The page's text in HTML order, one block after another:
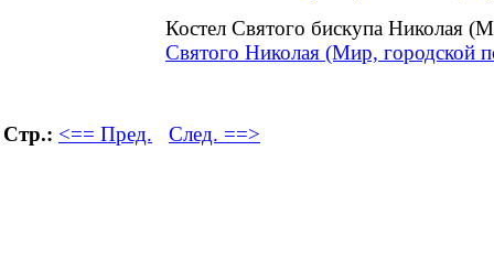
Костел Святого бискупа Николая
Святого Николая (Мир, городской
Стр.: <== Пред. След. ==>